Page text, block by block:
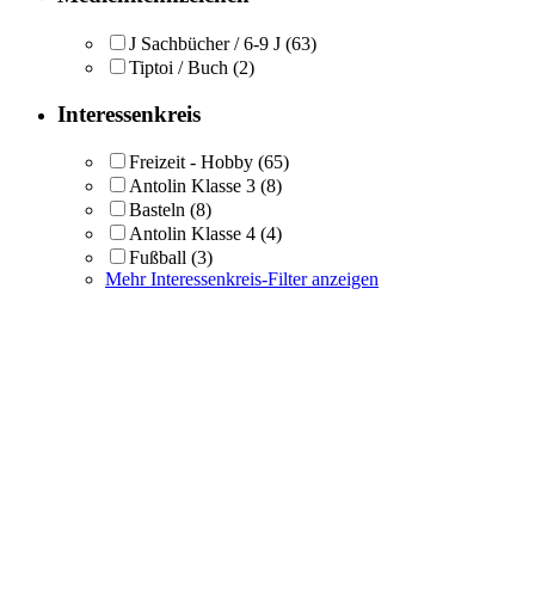
J Sachbücher / 6-9 J (63)
Tiptoi / Buch (2)
Interessenkreis
Freizeit - Hobby (65)
Antolin Klasse 3 (8)
Basteln (8)
Antolin Klasse 4 (4)
Fußball (3)
Mehr Interessenkreis-Filter anzeigen